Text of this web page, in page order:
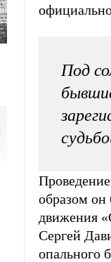
Под
образом он
движения
Сергей
опального